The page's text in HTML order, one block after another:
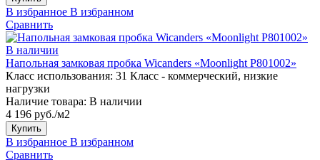
В избранное В избранном
Сравнить
В наличии
Напольная замковая пробка Wicanders «Moonlight P801002»
Класс использования: 31 Класс - коммерческий, низкие
нагрузки
Наличие товара: В наличии
4 196 руб./м2
Купить
В избранное В избранном
Сравнить